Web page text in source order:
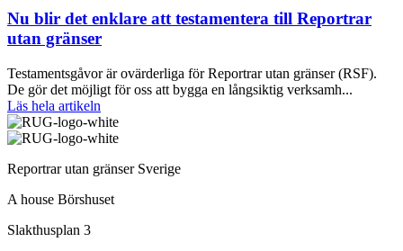
Nu blir det enklare att testamentera till Reportrar
utan gränser
Testamentsgåvor är ovärderliga för Reportrar utan gränser (RSF).
De gör det möjligt för oss att bygga en långsiktig verksamh...
Läs hela artikeln
Reportrar utan gränser Sverige
A house Börshuset
Slakthusplan 3